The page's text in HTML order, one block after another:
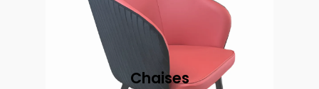
Chaises